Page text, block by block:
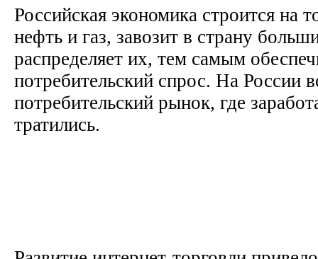
Российская экономика строится на
нефть и газ, завозит в страну
распределяет их, тем самым
потребительский спрос. На России
потребительский рынок, где
тратились.